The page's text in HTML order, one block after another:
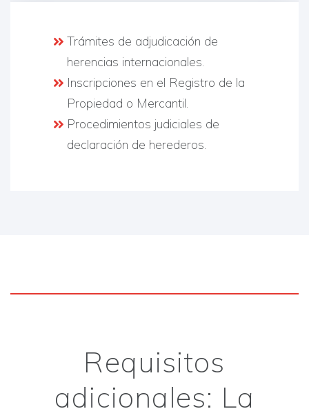
Trámites de adjudicación de
herencias internacionales.
Inscripciones en el Registro de la
Propiedad o Mercantil.
Procedimientos judiciales de
declaración de herederos.
Requisitos
adicionales: La